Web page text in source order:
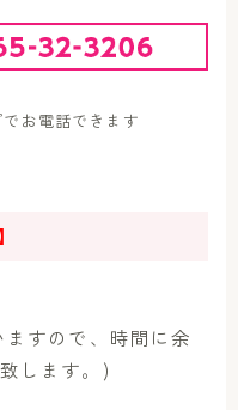
お電話できます
すので、時間に余
します。)